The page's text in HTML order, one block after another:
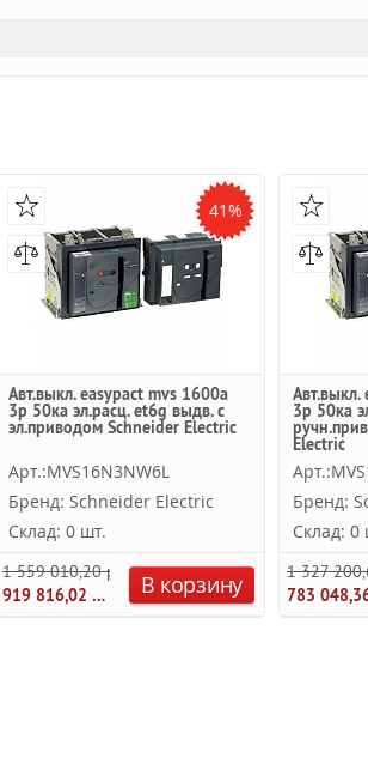
41%
Авт.выкл. easypact mvs 1600a
3p 50ка эл.расц. et6g выдв. с
эл.приводом Schneider Electric
Арт.:MVS16N3NW6L
Бренд: Schneider Electric
Склад: 0 шт.
1 559 010,20 руб.
919 816,02 руб.
В корзину
Авт.выкл.
3p 50ка
Electric
Бренд:
Склад: 0
1 327